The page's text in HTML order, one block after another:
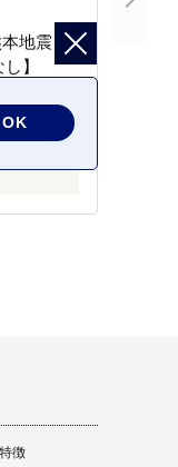
地震 災
】
徴
OK